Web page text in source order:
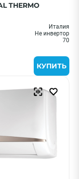
THERMO
Италия
Не инвертор
70
КУПИТЬ